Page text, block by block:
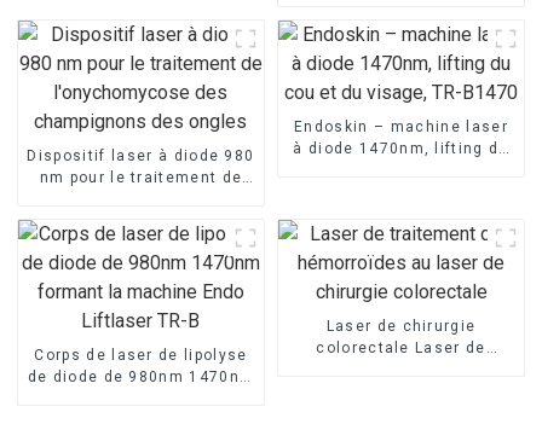
Dispositif laser à diode 980
nm pour le traitement de
Endoskin – machine laser
à diode 1470nm, lifting du
Corps de laser de lipolyse
de diode de 980nm 1470nm
Laser de chirurgie
colorectale Laser de